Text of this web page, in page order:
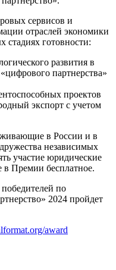
сервисов и
отраслей экономики
стадиях готовности:
развития в
партнерства»
проектов
экспорт с учетом
в России и в
независимых
участие юридические
в Премии бесплатное.
по
2024 пройдет
award